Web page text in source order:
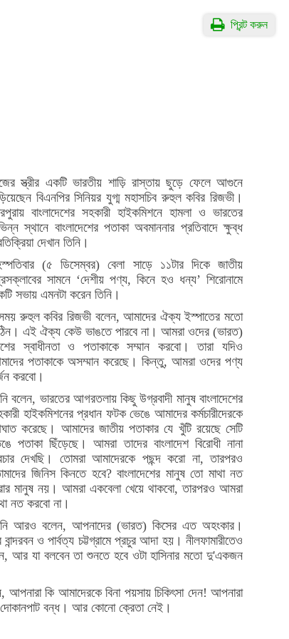
স্ত্রীর একটি ভারতীয় শাড়ি রাস্তায় ছুড়ে ফেলে আগুনে
বিএনপির সিনিয়র যুগ্ম মহাসচিব রুহুল কবির রিজভী।
বাংলাদেশের সহকারী হাইকমিশনে হামলা ও ভারতের
স্থানে বাংলাদেশের পতাকা অবমাননার প্রতিবাদে ক্ষুব্ধ
দেখান তিনি।
(৫ ডিসেম্বর) বেলা সাড়ে ১১টার দিকে জাতীয়
সামনে ‘দেশীয় পণ্য, কিনে হও ধন্য’ শিরোনামে
সভায় এমনটা করেন তিনি।
রুহুল কবির রিজভী বলেন, আমাদের ঐক্য ইস্পাতের মতো
এই ঐক্য কেউ ভাঙতে পারবে না। আমরা ওদের (ভারত)
স্বাধীনতা ও পতাকাকে সম্মান করবো। তারা যদিও
পতাকাকে অসম্মান করেছে। কিন্তু, আমরা ওদের পণ্য
করবো।
বলেন, ভারতের আগরতলায় কিছু উগ্রবাদী মানুষ বাংলাদেশের
হাইকমিশনের প্রধান ফটক ভেঙে আমাদের কর্মচারীদেরকে
করেছে। আমাদের জাতীয় পতাকার যে খুঁটি রয়েছে সেটি
পতাকা ছিঁড়েছে। আমরা তাদের বাংলাদেশ বিরোধী নানা
দেখছি। তোমরা আমাদেরকে পছন্দ করো না, তারপরও
জিনিস কিনতে হবে? বাংলাদেশের মানুষ তো মাথা নত
মানুষ নয়। আমরা একবেলা খেয়ে থাকবো, তারপরও আমরা
নত করবো না।
আরও বলেন, আপনাদের (ভারত) কিসের এত অহংকার।
ও পার্বত্য চট্টগ্রামে প্রচুর আদা হয়। নীলফামারীতেও
আর যা বলবেন তা শুনতে হবে ওটা হাসিনার মতো দু'একজন
কি আমাদেরকে বিনা পয়সায় চিকিৎসা দেন! আপনারা
দোকানপাট বন্ধ। আর কোনো ক্রেতা নেই।
প্রিন্ট করুন